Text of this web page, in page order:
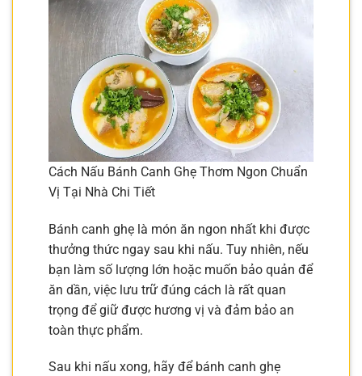
Cách Nấu Bánh Canh Ghẹ Thơm Ngon Chuẩn
Vị Tại Nhà Chi Tiết
Bánh canh ghẹ là món ăn ngon nhất khi được
thưởng thức ngay sau khi nấu. Tuy nhiên, nếu
bạn làm số lượng lớn hoặc muốn bảo quản để
ăn dần, việc lưu trữ đúng cách là rất quan
trọng để giữ được hương vị và đảm bảo an
toàn thực phẩm.
Sau khi nấu xong, hãy để bánh canh ghẹ